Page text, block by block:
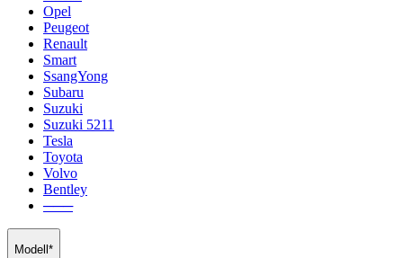
Opel
Peugeot
Renault
Smart
SsangYong
Subaru
Suzuki
Suzuki 5211
Tesla
Toyota
Volvo
Bentley
───
Modell*